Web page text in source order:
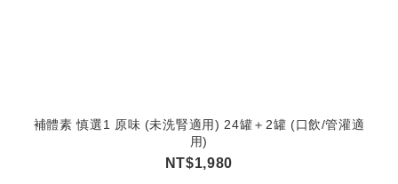
補體素 慎選1 原味 (未洗腎適用) 24罐＋2罐 (口飲/管灌適
用)
NT$1,980